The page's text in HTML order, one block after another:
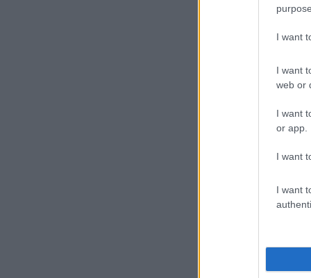
I want
I want
web or
I want
or app.
I want
I want